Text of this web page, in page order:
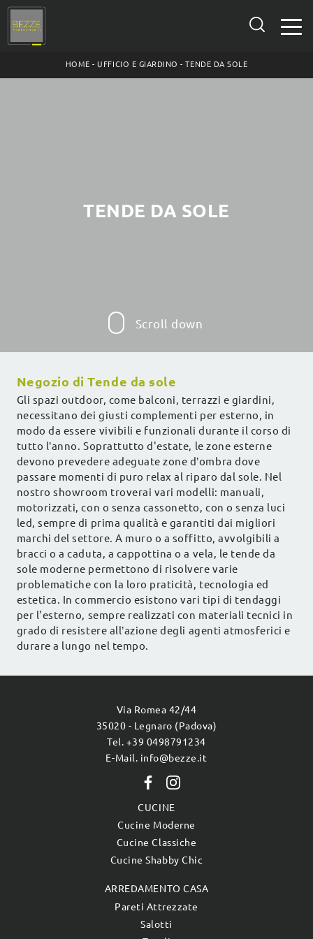
HOME - UFFICIO E GIARDINO -TENDE DA SOLE
TENDE DA SOLE
Scroll down
Negozio di Tende da sole
Gli spazi outdoor, come balconi, terrazzi e giardini,
necessitano dei giusti complementi per esterno, in
modo da essere vivibili e funzionali durante il corso di
tutto l’anno. Soprattutto d'estate, le zone esterne
devono prevedere adeguate zone d’ombra dove
passare momenti di puro relax al riparo dal sole. Nel
nostro showroom troverai vari modelli: manuali,
motorizzati, con o senza cassonetto, con o senza luci
led, sempre di prima qualità e garantiti dai migliori
marchi del settore. A muro o a soffitto, avvolgibili a
bracci o a caduta, a cappottina o a vela, le tende da
sole moderne permettono di risolvere varie
problematiche con la loro praticità, tecnologia ed
estetica. In commercio esistono vari tipi di tendaggi
per l'esterno, sempre realizzati con materiali tecnici in
grado di resistere all’azione degli agenti atmosferici e
durare a lungo nel tempo.
Via Romea 42/44
35020 - Legnaro (Padova)
Tel. +39 0498791234
E-Mail. info@bezze.it
CUCINE
Cucine Moderne
Cucine Classiche
Cucine Shabby Chic
ARREDAMENTO CASA
Pareti Attrezzate
Salotti